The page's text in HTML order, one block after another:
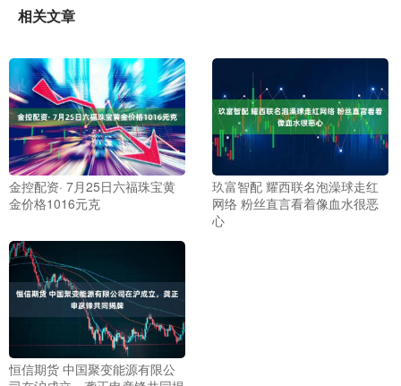
相关文章
金控配资· 7月25日六福珠宝黄
金价格1016元克
玖富智配 耀西联名泡澡球走红
网络 粉丝直言看着像血水很恶
心
恒信期货 中国聚变能源有限公